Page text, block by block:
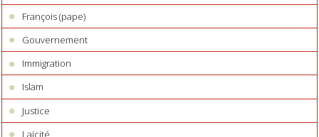
François (pape)
Gouvernement
Immigration
Islam
Justice
Laïcité